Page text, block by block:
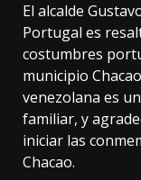
El alcalde
Portugal es
costumbres
municipio
venezolana es
familiar, y
iniciar las
Chacao.